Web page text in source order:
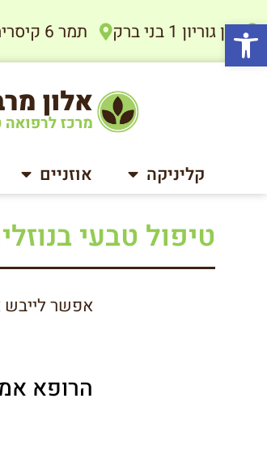
פתח סרגל נגישות
בן גוריון 1 בני ברק תמר 6 קיסריה
קליניקה אוזניים
טיפול טבעי
אפשר לייבש
הרופא